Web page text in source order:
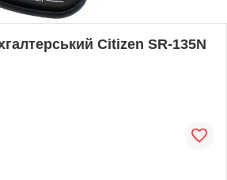
Citizen SR-135N